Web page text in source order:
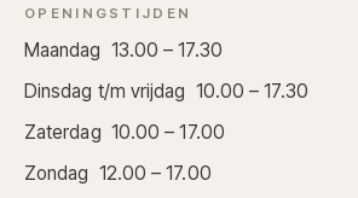
OPENINGSTIJDEN
Maandag 13.00 – 17.30
Dinsdag t/m vrijdag 10.00 – 17.30
Zaterdag 10.00 – 17.00
Zondag 12.00 – 17.00